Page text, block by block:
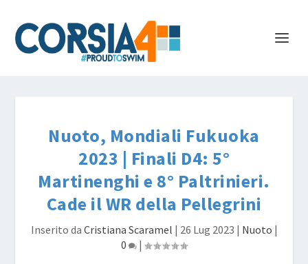
Nuoto, Mondiali Fukuoka
2023 | Finali D4: 5°
Martinenghi e 8° Paltrinieri.
Cade il WR della Pellegrini
Inserito da Cristiana Scaramel | 26 Lug 2023 | Nuoto |
0
|